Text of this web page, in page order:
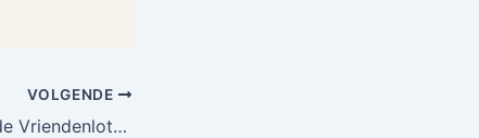
VOLGENDE
Speel jij mee met de Vriendenloterij?